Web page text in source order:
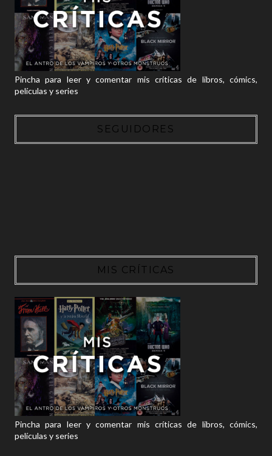
Pincha para leer y comentar mis críticas de libros, cómics,
películas y series
SEGUIDORES
MIS CRÍTICAS
Pincha para leer y comentar mis críticas de libros, cómics,
películas y series